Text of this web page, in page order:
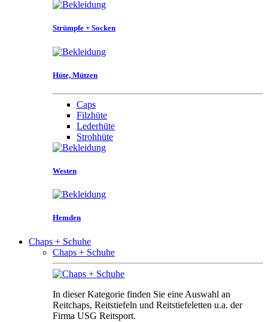
Strümpfe + Socken
Hüte, Mützen
Caps
Filzhüte
Lederhüte
Strohhüte
Westen
Hemden
Chaps + Schuhe
Chaps + Schuhe
In dieser Kategorie finden Sie eine Auswahl an
Reitchaps, Reitstiefeln und Reitstiefeletten u.a. der
Firma USG Reitsport.